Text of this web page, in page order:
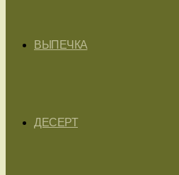
ВЫПЕЧКА
ДЕСЕРТ